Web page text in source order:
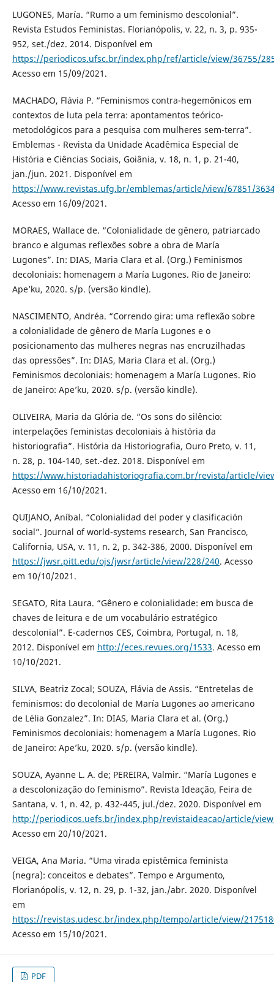
LUGONES, María. “Rumo a um feminismo descolonial”.
Revista Estudos Feministas. Florianópolis, v. 22, n. 3, p. 935-
952, set./dez. 2014. Disponível em
https://periodicos.ufsc.br/index.php/ref/article/view/36755/
Acesso em 15/09/2021.
MACHADO, Flávia P. “Feminismos contra-hegemônicos em
contextos de luta pela terra: apontamentos teórico-
metodológicos para a pesquisa com mulheres sem-terra”.
Emblemas - Revista da Unidade Acadêmica Especial de
História e Ciências Sociais, Goiânia, v. 18, n. 1, p. 21-40,
jan./jun. 2021. Disponível em
https://www.revistas.ufg.br/emblemas/article/view/67851/
Acesso em 16/09/2021.
MORAES, Wallace de. “Colonialidade de gênero, patriarcado
branco e algumas reflexões sobre a obra de María
Lugones”. In: DIAS, Maria Clara et al. (Org.) Feminismos
decoloniais: homenagem a María Lugones. Rio de Janeiro:
Ape’ku, 2020. s/p. (versão kindle).
NASCIMENTO, Andréa. “Correndo gira: uma reflexão sobre
a colonialidade de gênero de María Lugones e o
posicionamento das mulheres negras nas encruzilhadas
das opressões”. In: DIAS, Maria Clara et al. (Org.)
Feminismos decoloniais: homenagem a María Lugones. Rio
de Janeiro: Ape’ku, 2020. s/p. (versão kindle).
OLIVEIRA, Maria da Glória de. “Os sons do silêncio:
interpelações feministas decoloniais à história da
historiografia”. História da Historiografia, Ouro Preto, v. 11,
n. 28, p. 104-140, set.-dez. 2018. Disponível em
https://www.historiadahistoriografia.com.br/revista/article/
Acesso em 16/10/2021.
QUIJANO, Aníbal. “Colonialidad del poder y clasificación
social”. Journal of world-systems research, San Francisco,
California, USA, v. 11, n. 2, p. 342-386, 2000. Disponível em
https://jwsr.pitt.edu/ojs/jwsr/article/view/228/240. Acesso
em 10/10/2021.
SEGATO, Rita Laura. “Gênero e colonialidade: em busca de
chaves de leitura e de um vocabulário estratégico
descolonial”. E-cadernos CES, Coimbra, Portugal, n. 18,
2012. Disponível em http://eces.revues.org/1533. Acesso em
10/10/2021.
SILVA, Beatriz Zocal; SOUZA, Flávia de Assis. “Entretelas de
feminismos: do decolonial de María Lugones ao americano
de Lélia Gonzalez”. In: DIAS, Maria Clara et al. (Org.)
Feminismos decoloniais: homenagem a María Lugones. Rio
de Janeiro: Ape’ku, 2020. s/p. (versão kindle).
SOUZA, Ayanne L. A. de; PEREIRA, Valmir. “María Lugones e
a descolonização do feminismo”. Revista Ideação, Feira de
Santana, v. 1, n. 42, p. 432-445, jul./dez. 2020. Disponível em
http://periodicos.uefs.br/index.php/revistaideacao/article/
Acesso em 20/10/2021.
VEIGA, Ana Maria. “Uma virada epistêmica feminista
(negra): conceitos e debates”. Tempo e Argumento,
Florianópolis, v. 12, n. 29, p. 1-32, jan./abr. 2020. Disponível
em
https://revistas.udesc.br/index.php/tempo/article/view/
Acesso em 15/10/2021.
PDF